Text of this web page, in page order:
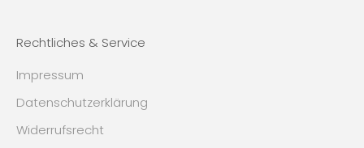
Rechtliches & Service
Impressum
Datenschutzerklärung
Widerrufsrecht